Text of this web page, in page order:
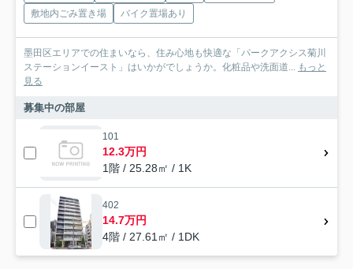
敷地内ごみ置き場
バイク置場あり
墨田区エリアでの住まいなら、住み心地も快適な「パークアクシス菊川
ステーションイースト」はいかがでしょうか。化粧品や洗面道... もっと
見る
募集中の部屋
101
12.3万円
1階 / 25.28㎡ / 1K
402
14.7万円
4階 / 27.61㎡ / 1DK